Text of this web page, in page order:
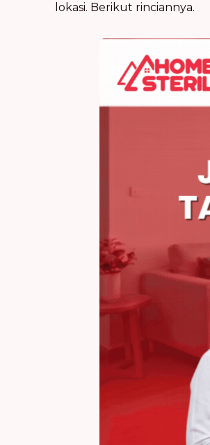
lokasi. Berikut rinciannya.